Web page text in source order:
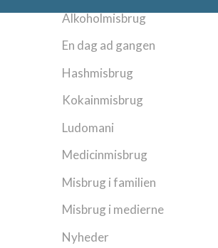
Alkoholmisbrug
En dag ad gangen
Hashmisbrug
Kokainmisbrug
Ludomani
Medicinmisbrug
Misbrug i familien
Misbrug i medierne
Nyheder